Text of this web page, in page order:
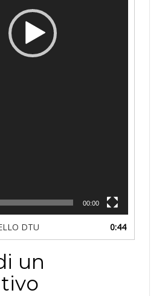
00:00
DTU 0:44
un